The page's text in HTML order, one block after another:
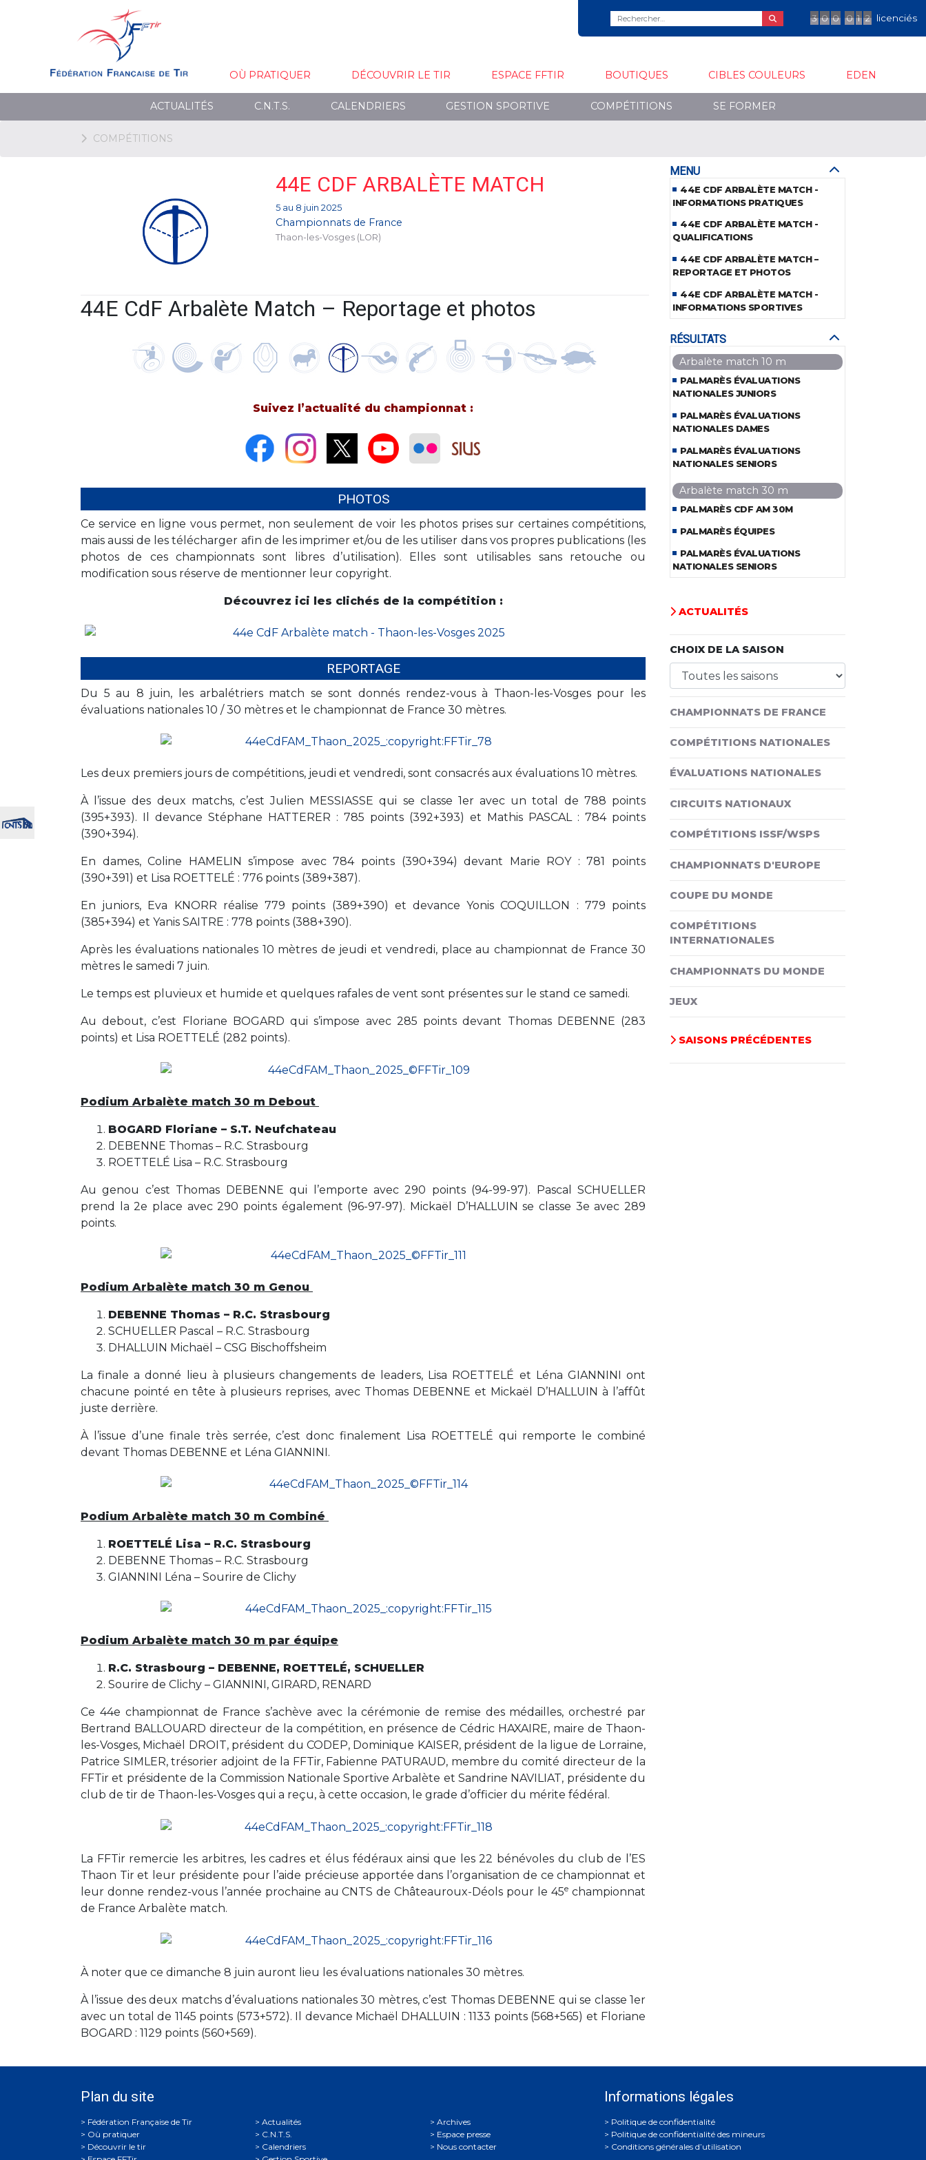
3 0 0 0 1 2 licenciés
OÙ PRATIQUER DÉCOUVRIR LE TIR ESPACE FFTIR BOUTIQUES CIBLES COULEURS EDEN
ACTUALITÉS C.N.T.S. CALENDRIERS GESTION SPORTIVE COMPÉTITIONS SE FORMER
COMPÉTITIONS
44E CDF ARBALÈTE MATCH
5 au 8 juin 2025
Championnats de France
Thaon-les-Vosges (LOR)
44E CdF Arbalète Match – Reportage et photos
Suivez l’actualité du championnat :
PHOTOS
Ce service en ligne vous permet, non seulement de voir les photos prises sur certaines compétitions,
mais aussi de les télécharger afin de les imprimer et/ou de les utiliser dans vos propres publications (les
photos de ces championnats sont libres d’utilisation). Elles sont utilisables sans retouche ou
modification sous réserve de mentionner leur copyright.
Découvrez ici les clichés de la compétition :
REPORTAGE
Du 5 au 8 juin, les arbalétriers match se sont donnés rendez-vous à Thaon-les-Vosges pour les
évaluations nationales 10 / 30 mètres et le championnat de France 30 mètres.
Les deux premiers jours de compétitions, jeudi et vendredi, sont consacrés aux évaluations 10 mètres.
À l’issue des deux matchs, c’est Julien MESSIASSE qui se classe 1er avec un total de 788 points
(395+393). Il devance Stéphane HATTERER : 785 points (392+393) et Mathis PASCAL : 784 points
(390+394).
En dames, Coline HAMELIN s’impose avec 784 points (390+394) devant Marie ROY : 781 points
(390+391) et Lisa ROETTELÉ : 776 points (389+387).
En juniors, Eva KNORR réalise 779 points (389+390) et devance Yonis COQUILLON : 779 points
(385+394) et Yanis SAITRE : 778 points (388+390).
Après les évaluations nationales 10 mètres de jeudi et vendredi, place au championnat de France 30
mètres le samedi 7 juin.
Le temps est pluvieux et humide et quelques rafales de vent sont présentes sur le stand ce samedi.
Au debout, c’est Floriane BOGARD qui s’impose avec 285 points devant Thomas DEBENNE (283
points) et Lisa ROETTELÉ (282 points).
Podium Arbalète match 30 m Debout
BOGARD Floriane – S.T. Neufchateau
DEBENNE Thomas – R.C. Strasbourg
ROETTELÉ Lisa – R.C. Strasbourg
Au genou c’est Thomas DEBENNE qui l’emporte avec 290 points (94-99-97). Pascal SCHUELLER
prend la 2e place avec 290 points également (96-97-97). Mickaël D’HALLUIN se classe 3e avec 289
points.
Podium Arbalète match 30 m Genou
DEBENNE Thomas – R.C. Strasbourg
SCHUELLER Pascal – R.C. Strasbourg
DHALLUIN Michaël – CSG Bischoffsheim
La finale a donné lieu à plusieurs changements de leaders, Lisa ROETTELÉ et Léna GIANNINI ont
chacune pointé en tête à plusieurs reprises, avec Thomas DEBENNE et Mickaël D’HALLUIN à l’affût
juste derrière.
À l’issue d’une finale très serrée, c’est donc finalement Lisa ROETTELÉ qui remporte le combiné
devant Thomas DEBENNE et Léna GIANNINI.
Podium Arbalète match 30 m Combiné
ROETTELÉ Lisa – R.C. Strasbourg
DEBENNE Thomas – R.C. Strasbourg
GIANNINI Léna – Sourire de Clichy
Podium Arbalète match 30 m par équipe
R.C. Strasbourg – DEBENNE, ROETTELÉ, SCHUELLER
Sourire de Clichy – GIANNINI, GIRARD, RENARD
Ce 44e championnat de France s’achève avec la cérémonie de remise des médailles, orchestré par
Bertrand BALLOUARD directeur de la compétition, en présence de Cédric HAXAIRE, maire de Thaon-
les-Vosges, Michaël DROIT, président du CODEP, Dominique KAISER, président de la ligue de Lorraine,
Patrice SIMLER, trésorier adjoint de la FFTir, Fabienne PATURAUD, membre du comité directeur de la
FFTir et présidente de la Commission Nationale Sportive Arbalète et Sandrine NAVILIAT, présidente du
club de tir de Thaon-les-Vosges qui a reçu, à cette occasion, le grade d’officier du mérite fédéral.
La FFTir remercie les arbitres, les cadres et élus fédéraux ainsi que les 22 bénévoles du club de l’ES
Thaon Tir et leur présidente pour l’aide précieuse apportée dans l’organisation de ce championnat et
leur donne rendez-vous l’année prochaine au CNTS de Châteauroux-Déols pour le 45e championnat
de France Arbalète match.
À noter que ce dimanche 8 juin auront lieu les évaluations nationales 30 mètres.
À l’issue des deux matchs d’évaluations nationales 30 mètres, c’est Thomas DEBENNE qui se classe 1er
avec un total de 1145 points (573+572). Il devance Michaël DHALLUIN : 1133 points (568+565) et Floriane
BOGARD : 1129 points (560+569).
MENU
44E CDF ARBALÈTE MATCH -
INFORMATIONS PRATIQUES
44E CDF ARBALÈTE MATCH -
QUALIFICATIONS
44E CDF ARBALÈTE MATCH –
REPORTAGE ET PHOTOS
44E CDF ARBALÈTE MATCH -
INFORMATIONS SPORTIVES
RÉSULTATS
Arbalète match 10 m
PALMARÈS ÉVALUATIONS
NATIONALES JUNIORS
PALMARÈS ÉVALUATIONS
NATIONALES DAMES
PALMARÈS ÉVALUATIONS
NATIONALES SENIORS
Arbalète match 30 m
PALMARÈS CDF AM 30M
PALMARÈS ÉQUIPES
PALMARÈS ÉVALUATIONS
NATIONALES SENIORS
ACTUALITÉS
CHOIX DE LA SAISON
CHAMPIONNATS DE FRANCE
COMPÉTITIONS NATIONALES
ÉVALUATIONS NATIONALES
CIRCUITS NATIONAUX
COMPÉTITIONS ISSF/WSPS
CHAMPIONNATS D'EUROPE
COUPE DU MONDE
COMPÉTITIONS
INTERNATIONALES
CHAMPIONNATS DU MONDE
JEUX
SAISONS PRÉCÉDENTES
Plan du site
Où pratiquer
Découvrir le tir
Actualités
C.N.T.S.
Calendriers
Archives
Espace presse
Nous contacter
Informations légales
Politique de confidentialité
Politique de confidentialité des mineurs
Conditions générales d’utilisation